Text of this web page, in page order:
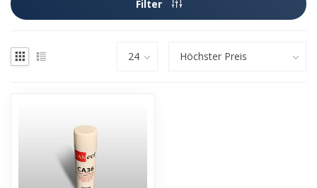
Filter